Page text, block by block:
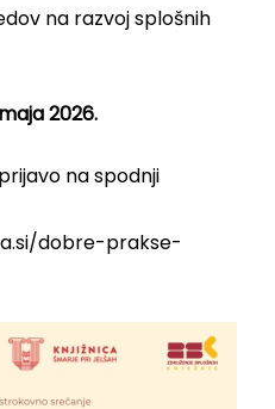
na razvoj splošnih
2026.
na spodnji
dobre-prakse-